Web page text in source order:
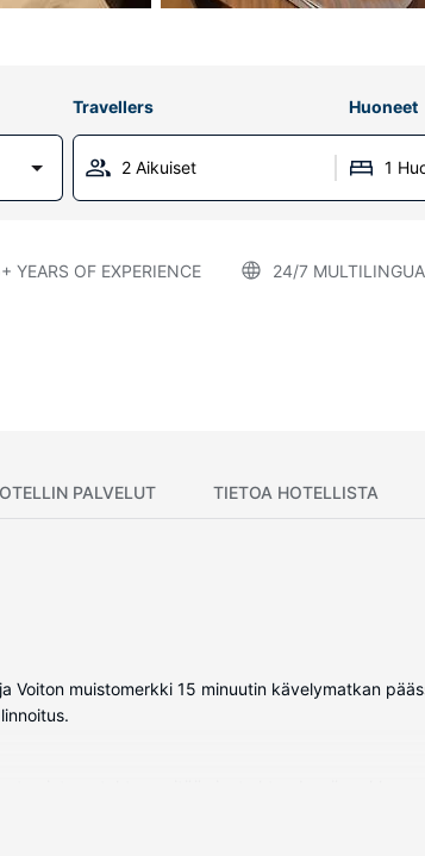
Travellers Huoneet
2 Aikuiset 1
YEARS OF EXPERIENCE 24/7
PALVELUT TIETOA HOTELLISTA
Voiton muistomerkki 15 minuutin kävelymatkan
kuuluu puhelin, työpöytä ja vedenkeitin.